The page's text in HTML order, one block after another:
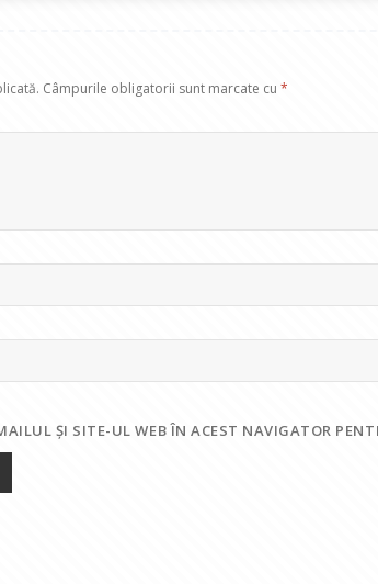
Câmpurile obligatorii sunt marcate cu*
ȘI SITE-UL WEB ÎN ACEST NAVIGATOR